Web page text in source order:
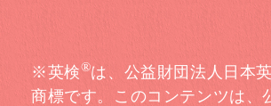
※英検®は、公益財団法人日本
商標です。このコンテンツは、